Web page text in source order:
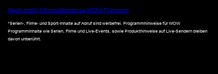
Noch mehr Informationen zu WOW Premium
*Serien-, Filme- und Sport-Inhalte auf Abruf sind werbefrei. Programmhinweise für WOW
Programminhalte wie Serien, Filme und Live-Events, sowie Produkthinweise auf Live-Sendern bleiben
davon unberührt.